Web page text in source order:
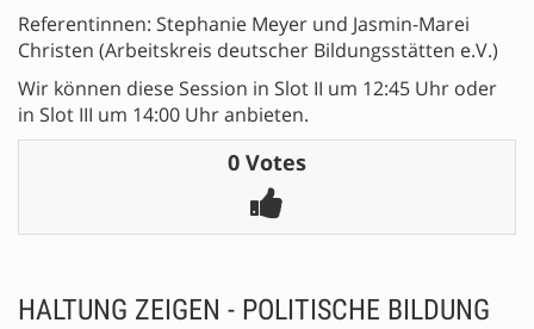
Referentinnen: Stephanie Meyer und Jasmin-Marei
Christen (Arbeitskreis deutscher Bildungsstätten e.V.)
Wir können diese Session in Slot II um 12:45 Uhr oder
in Slot III um 14:00 Uhr anbieten.
0 Votes
HALTUNG ZEIGEN - POLITISCHE BILDUNG